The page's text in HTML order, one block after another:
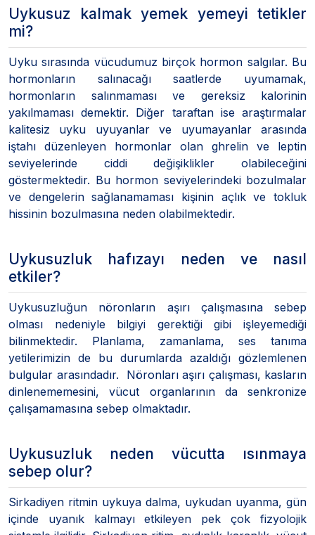
Uykusuz kalmak yemek yemeyi tetikler
mi?
Uyku sırasında vücudumuz birçok hormon salgılar. Bu
hormonların salınacağı saatlerde uyumamak,
hormonların salınmaması ve gereksiz kalorinin
yakılmaması demektir. Diğer taraftan ise araştırmalar
kalitesiz uyku uyuyanlar ve uyumayanlar arasında
iştahı düzenleyen hormonlar olan ghrelin ve leptin
seviyelerinde ciddi değişiklikler olabileceğini
göstermektedir. Bu hormon seviyelerindeki bozulmalar
ve dengelerin sağlanamaması kişinin açlık ve tokluk
hissinin bozulmasına neden olabilmektedir.
Uykusuzluk hafızayı neden ve nasıl
etkiler?
Uykusuzluğun nöronların aşırı çalışmasına sebep
olması nedeniyle bilgiyi gerektiği gibi işleyemediği
bilinmektedir. Planlama, zamanlama, ses tanıma
yetilerimizin de bu durumlarda azaldığı gözlemlenen
bulgular arasındadır. Nöronları aşırı çalışması, kasların
dinlenememesini, vücut organlarının da senkronize
çalışamamasına sebep olmaktadır.
Uykusuzluk neden vücutta ısınmaya
sebep olur?
Sirkadiyen ritmin uykuya dalma, uykudan uyanma, gün
içinde uyanık kalmayı etkileyen pek çok fizyolojik